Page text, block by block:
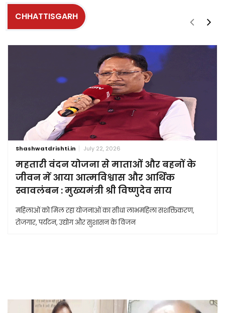
CHHATTISGARH
Shashwatdrishti.in July 22, 2026
महतारी वंदन योजना से माताओं और बहनों के
जीवन में आया आत्मविश्वास और आर्थिक
स्वावलंबन : मुख्यमंत्री श्री विष्णुदेव साय
महिलाओं को मिल रहा योजनाओं का सीधा लाभमहिला सशक्तिकरण,
रोजगार, पर्यटन, उद्योग और सुशासन के विजन